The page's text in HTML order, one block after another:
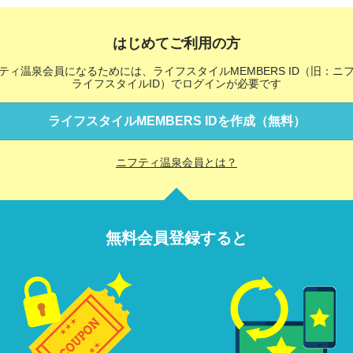
はじめてご利用の方
ィ温泉会員になるためには、ライフスタイルMEMBERS ID（旧：ニ
ライフスタイルID）でログインが必要です
ライフスタイルMEMBERS IDを作成（無料）
ニフティ温泉会員とは？
無料会員登録すると